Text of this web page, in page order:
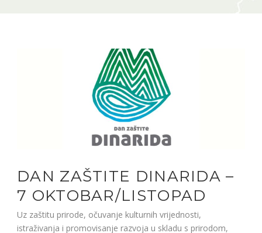
DAN ZAŠTITE DINARIDA –
7 OKTOBAR/LISTOPAD
Uz zaštitu prirode, očuvanje kulturnih vrijednosti,
istraživanja i promovisanje razvoja u skladu s prirodom,